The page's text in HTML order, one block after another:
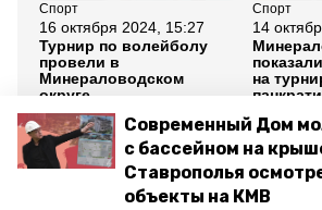
Современный Дом
с бассейном на
Ставрополья
объекты на КМВ
Спорт
16 октября 2024, 15:27
Турнир по волейболу
провели в
Минераловодском
округе
Спорт
14
на
Все новости